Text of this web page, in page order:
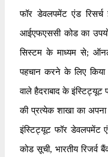
फॉर डेवलपमेंट एंड रिसर्च
आईएफएससी कोड का
सिस्टम के माध्यम से;
पहचान करने के लिए
वाले हैदराबाद के इंस्टिट्यूट
की प्रत्येक शाखा का अपना
इंस्टिट्यूट फॉर डेवलपमेंट
कोड सूची, भारतीय रिजर्व